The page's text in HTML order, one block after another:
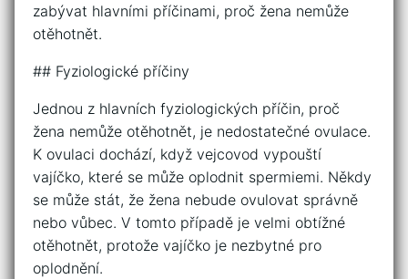
zabývat hlavními příčinami, proč žena nemůže
otěhotnět.
## Fyziologické příčiny
Jednou z hlavních fyziologických příčin, proč
žena nemůže otěhotnět, je nedostatečné ovulace.
K ovulaci dochází, když vejcovod vypouští
vajíčko, které se může oplodnit spermiemi. Někdy
se může stát, že žena nebude ovulovat správně
nebo vůbec. V tomto případě je velmi obtížné
otěhotnět, protože vajíčko je nezbytné pro
oplodnění.